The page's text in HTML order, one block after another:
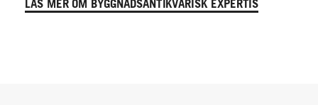
LÄS MER OM BYGGNADSANTIKVARISK EXPERTIS